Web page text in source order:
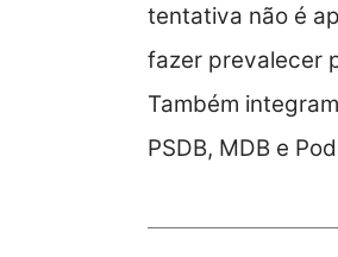
tentativa não é
fazer prevalecer
Também
PSDB, MDB e